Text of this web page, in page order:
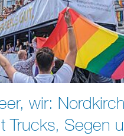
wir:
Trucks, Segen